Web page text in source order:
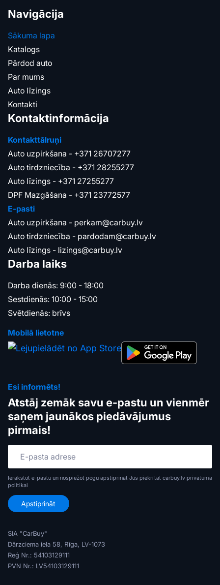
Navigācija
Sākuma lapa
Katalogs
Pārdod auto
Par mums
Auto līzings
Kontakti
Kontaktinformācija
Kontakttālruņi
Auto uzpirkšana - +371 26707277
Auto tirdzniecība - +371 28255277
Auto līzings - +371 27255277
DPF Mazgāšana - +371 23772577
E-pasti
Auto uzpirkšana - perkam@carbuy.lv
Auto tirdzniecība - pardodam@carbuy.lv
Auto līzings - lizings@carbuy.lv
Darba laiks
Darba dienās: 9:00 - 18:00
Sestdienās: 10:00 - 15:00
Svētdienās: brīvs
Mobilā lietotne
Esi informēts!
Atstāj zemāk savu e-pastu un vienmēr
saņem jaunākos piedāvājumus
pirmais!
Ierakstot e-pastu un nospiežot pogu apstiprināt Jūs piekrītat carbuy.lv privātuma
politikai
SIA "CarBuy"
Dārzciema iela 58, Rīga, LV-1073
Reģ Nr.: 54103129111
PVN Nr.: LV54103129111